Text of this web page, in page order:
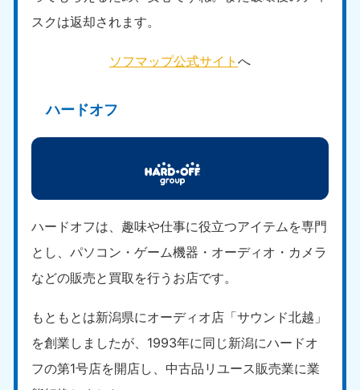
スクは返却されます。
ソフマップ公式サイト へ
ハードオフ
ハードオフは、趣味や仕事に役立つアイテムを専門
とし、パソコン・ゲーム機器・オーディオ・カメラ
などの販売と買取を行うお店です。
もともとは新潟県にオーディオ店「サウンド北越」
を創業しましたが、1993年に同じ新潟にハードオ
フの第1号店を開店し、中古品リユース販売業に業